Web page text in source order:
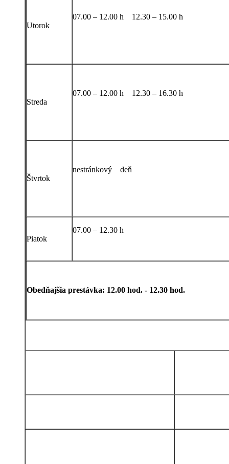
Utorok
07.00 – 12.00 h 12.30 – 15.00 h
Streda
07.00 – 12.00 h 12.30 – 16.30 h
Štvrtok
nestránkový deň
Piatok
07.00 – 12.30 h
Obedňajšia prestávka: 12.00 hod. - 12.30 hod.